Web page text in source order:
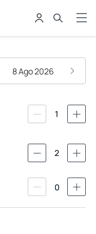
8 Ago 2026
1
2
0